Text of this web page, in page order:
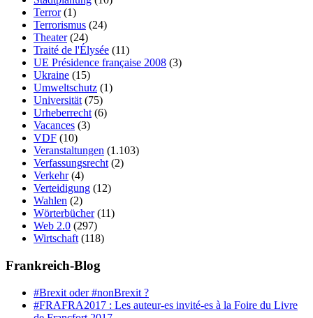
Terror(1)
Terrorismus (24)
Theater(24)
Traité de l'Élysée (11)
UE Présidence française 2008 (3)
Ukraine (15)
Umweltschutz (1)
Universität(75)
Urheberrecht(6)
Vacances (3)
VDF (10)
Veranstaltungen (1.103)
Verfassungsrecht(2)
Verkehr(4)
Verteidigung (12)
Wahlen (2)
Wörterbücher(11)
Web 2.0 (297)
Wirtschaft(118)
Frankreich-Blog
#Brexit oder #nonBrexit ?
#FRAFRA2017 : Les auteur-es invité-es à la Foire du Livre